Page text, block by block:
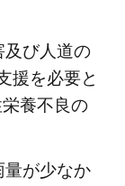
及び人道の
援を必要と
養不良の
量が少なか